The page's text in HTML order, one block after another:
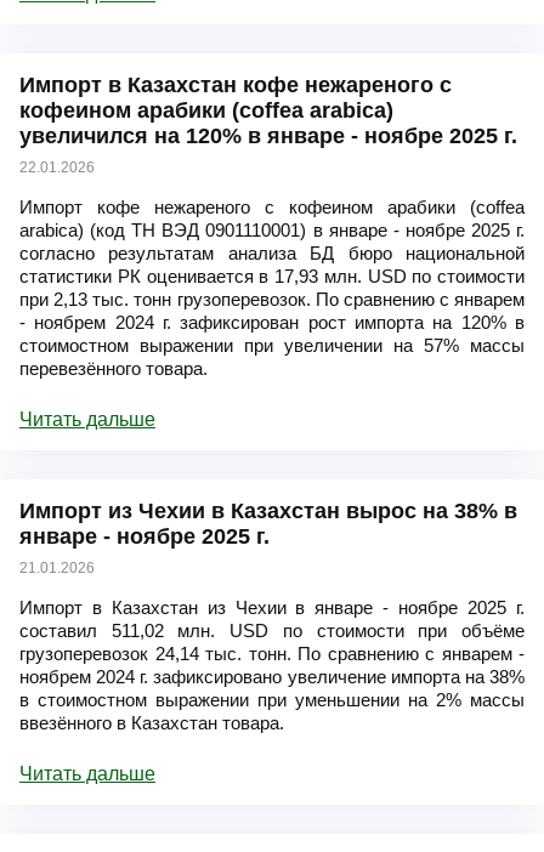
Импорт в Казахстан кофе нежареного с
кофеином арабики (coffea arabica)
увеличился на 120% в январе - ноябре 2025 г.
22.01.2026
Импорт кофе нежареного с кофеином арабики (coffea
arabica) (код ТН ВЭД 0901110001) в январе - ноябре 2025 г.
согласно результатам анализа БД бюро национальной
статистики РК оценивается в 17,93 млн. USD по стоимости
при 2,13 тыс. тонн грузоперевозок. По сравнению с январем
- ноябрем 2024 г. зафиксирован рост импорта на 120% в
стоимостном выражении при увеличении на 57% массы
перевезённого товара.
Читать дальше
Импорт из Чехии в Казахстан вырос на 38% в
январе - ноябре 2025 г.
21.01.2026
Импорт в Казахстан из Чехии в январе - ноябре 2025 г.
составил 511,02 млн. USD по стоимости при объёме
грузоперевозок 24,14 тыс. тонн. По сравнению с январем -
ноябрем 2024 г. зафиксировано увеличение импорта на 38%
в стоимостном выражении при уменьшении на 2% массы
ввезённого в Казахстан товара.
Читать дальше